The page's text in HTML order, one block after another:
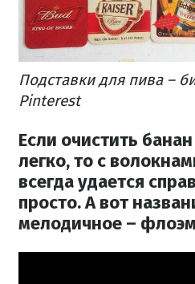
Подставки для пива –
Pinterest
Если очистить
легко, то с
всегдаудается
просто.А вот
мелодичное –